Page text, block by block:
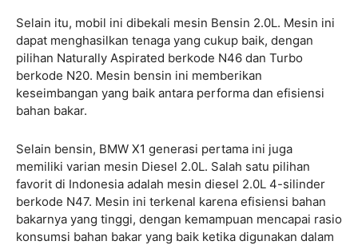
Selain itu, mobil ini dibekali mesin Bensin 2.0L. Mesin ini
dapat menghasilkan tenaga yang cukup baik, dengan
pilihan Naturally Aspirated berkode N46 dan Turbo
berkode N20. Mesin bensin ini memberikan
keseimbangan yang baik antara performa dan efisiensi
bahan bakar.
Selain bensin, BMW X1 generasi pertama ini juga
memiliki varian mesin Diesel 2.0L. Salah satu pilihan
favorit di Indonesia adalah mesin diesel 2.0L 4-silinder
berkode N47. Mesin ini terkenal karena efisiensi bahan
bakarnya yang tinggi, dengan kemampuan mencapai rasio
konsumsi bahan bakar yang baik ketika digunakan dalam